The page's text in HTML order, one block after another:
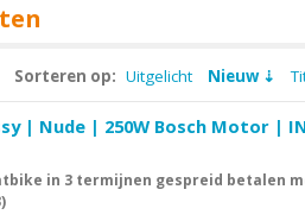
Sorteren op: Uitgelicht Nieuw
| Nude | 250W Bosch Motor |
in 3 termijnen gespreid betalen